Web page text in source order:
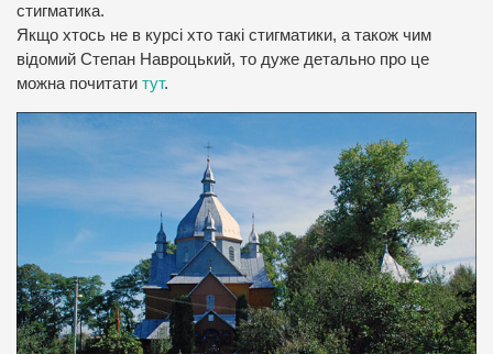
стигматика.
Якщо хтось не в курсі хто такі стигматики, а також чим
відомий Степан Навроцький, то дуже детально про це
можна почитати тут.